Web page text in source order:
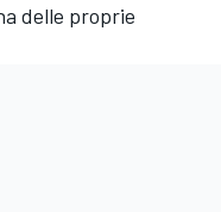
delle proprie